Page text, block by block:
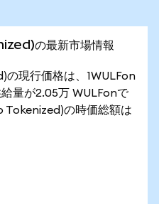
の最新市場情報
現行価格は、1WULFon
量が2.05万 WULFonで
の時価総額は